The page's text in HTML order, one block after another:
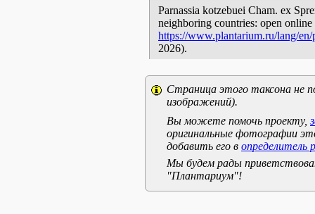
Parnassia kotzebuei Cham. ex
neighboring countries: open
https://www.plantarium.ru/lang/
2026).
Страница этого таксона не
изображений).
Вы можете помочь проекту,
оригинальные фотографии
добавить его в определитель
Мы будем рады
"Плантариум"!